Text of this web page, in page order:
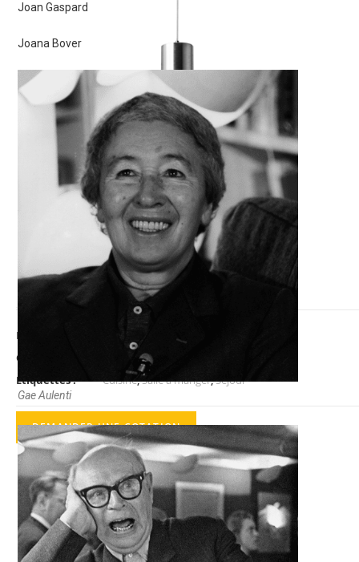
Joan Gaspard
Joana Bover
Gae Aulenti
BELL Suspension
Référence :
Catégories :
LUMINAIRES
Étiquettes :
Cuisine,Salle à manger,Séjour
DEMANDER UNE COTATION